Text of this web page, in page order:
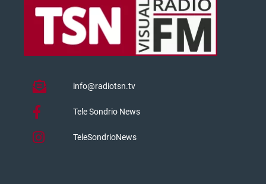
info@radiotsn.tv
Tele Sondrio News
TeleSondrioNews